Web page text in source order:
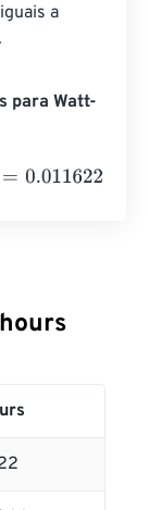
a
para Watt-
=0.0116222